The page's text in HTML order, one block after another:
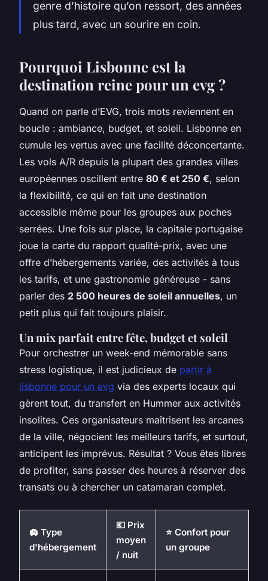
genre d’histoire qu’on ressort, des années
plus tard, avec un sourire en coin.
Pourquoi Lisbonne est la
destination reine pour un evg ?
Quand on parle d’EVG, trois mots reviennent en
boucle : ambiance, budget, et soleil. Lisbonne en
cumule les vertus avec une facilité déconcertante.
Les vols A/R depuis la plupart des grandes villes
européennes oscillent entre 80 € et 250 €, selon
la flexibilité, ce qui en fait une destination
accessible même pour les groupes aux poches
serrées. Une fois sur place, la capitale portugaise
joue la carte du rapport qualité-prix, avec une
offre d’hébergements variée, des activités à tous
les tarifs, et une gastronomie généreuse - sans
parler des 2 500 heures de soleil annuelles, un
petit plus qui fait toujours plaisir.
Un mix parfait entre fête, budget et soleil
Pour orchestrer un week-end mémorable sans
stress logistique, il est judicieux de partir à
lisbonne pour un evg via des experts locaux qui
gèrent tout, du transfert en Hummer aux activités
insolites. Ces organisateurs maîtrisent les arcanes
de la ville, négocient les meilleurs tarifs, et surtout,
anticipent les imprévus. Résultat ? Vous êtes libres
de profiter, sans passer des heures à réserver des
transats ou à chercher un catamaran complet.
🛄 Type
d'hébergement
💶 Prix
moyen
/ nuit
⭐ Confort pour
un groupe